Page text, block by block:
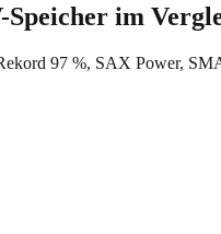
Speicher im
97 %, SAX Power,